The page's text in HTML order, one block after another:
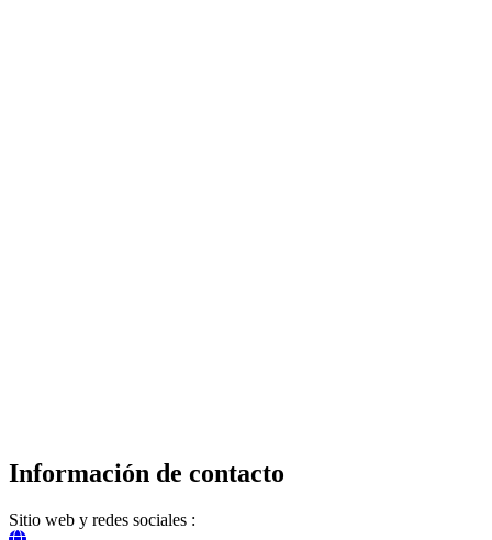
Información de contacto
Sitio web y redes sociales :